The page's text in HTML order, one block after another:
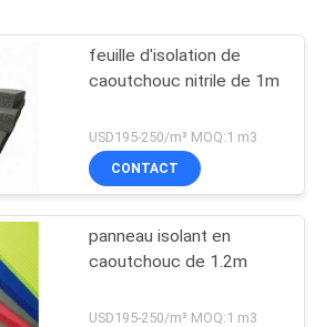
feuille d'isolation de
caoutchouc nitrile de 1m
USD195-250/m³ MOQ:1 m3
CONTACT
panneau isolant en
caoutchouc de 1.2m
USD195-250/m³ MOQ:1 m3